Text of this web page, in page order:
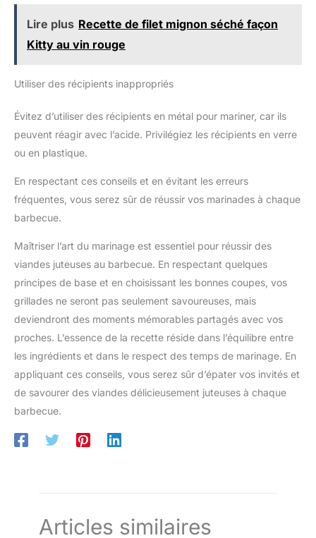
Lire plus Recette de filet mignon séché façon
Kitty au vin rouge
Utiliser des récipients inappropriés
Évitez d’utiliser des récipients en métal pour mariner, car ils
peuvent réagir avec l’acide. Privilégiez les récipients en verre
ou en plastique.
En respectant ces conseils et en évitant les erreurs
fréquentes, vous serez sûr de réussir vos marinades à chaque
barbecue.
Maîtriser l’art du marinage est essentiel pour réussir des
viandes juteuses au barbecue. En respectant quelques
principes de base et en choisissant les bonnes coupes, vos
grillades ne seront pas seulement savoureuses, mais
deviendront des moments mémorables partagés avec vos
proches. L’essence de la recette réside dans l’équilibre entre
les ingrédients et dans le respect des temps de marinage. En
appliquant ces conseils, vous serez sûr d’épater vos invités et
de savourer des viandes délicieusement juteuses à chaque
barbecue.
Articles similaires